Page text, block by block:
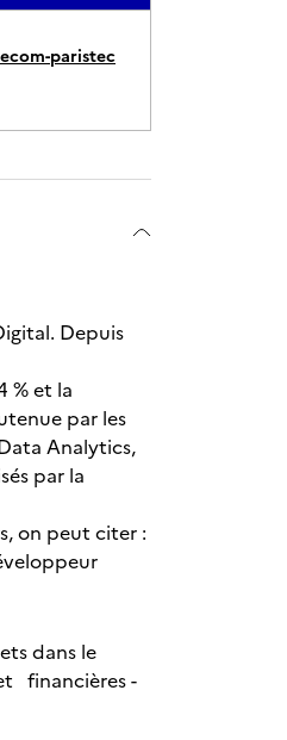
paristec
Depuis
% et la
par les
Analytics,
par la
on peut citer :
dans le
financières -